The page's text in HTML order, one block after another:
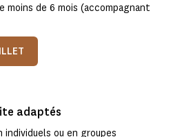
de 6 mois (accompagnant
adaptés
ou en groupes